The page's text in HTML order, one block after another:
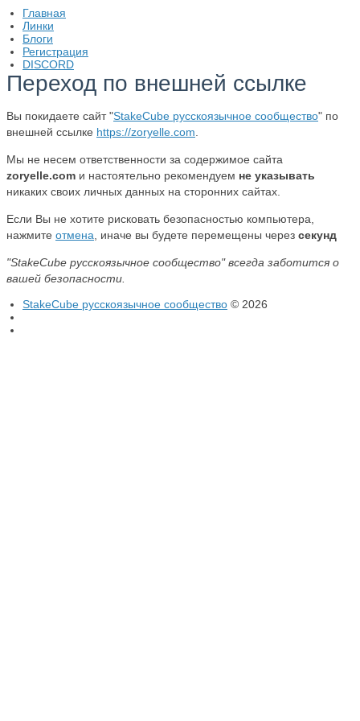
Главная
Линки
Блоги
Регистрация
DISCORD
Переход по внешней ссылке
Вы покидаете сайт "StakeCube русскоязычное сообщество" по
внешней ссылке https://zoryelle.com
Мы не несем ответственности за содержимое сайта
zoryelle.com и настоятельно рекомендуем не указывать
никаких своих личных данных на сторонних сайтах.
Если Вы не хотите рисковать безопасностью компьютера,
нажмите отмена , иначе вы будете перемещены через секунд
"StakeCube русскоязычное сообщество" всегда заботится о
вашей безопасности.
StakeCube русскоязычное сообщество © 2026